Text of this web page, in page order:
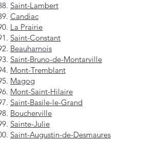
Saint-Lambert
Candiac
La Prairie
Saint-Constant
Beauharnois
Saint-Bruno-de-Montarville
Mont-Tremblant
Magog
Mont-Saint-Hilaire
Saint-Basile-le-Grand
Boucherville
Sainte-Julie
Saint-Augustin-de-Desmaures